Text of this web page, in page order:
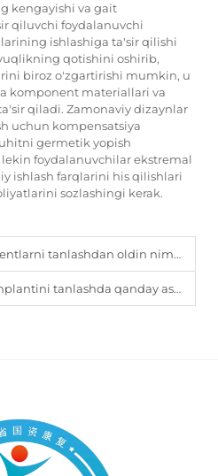
kengayishi va gait
qiluvchi foydalanuvchi
ishlashiga ta'sir qilishi
qotishini oshirib,
biroz o'zgartirishi mumkin, u
komponent materiallari va
qiladi. Zamonaviy dizaynlar
uchun kompensatsiya
germetik yopish
foydalanuvchilar ekstremal
ishlash farqlarini his qilishlari
sozlashingi kerak.
oldin nimalarni bilishingiz kerak?
qanday asosiy omillarni hisobga olish kerak?